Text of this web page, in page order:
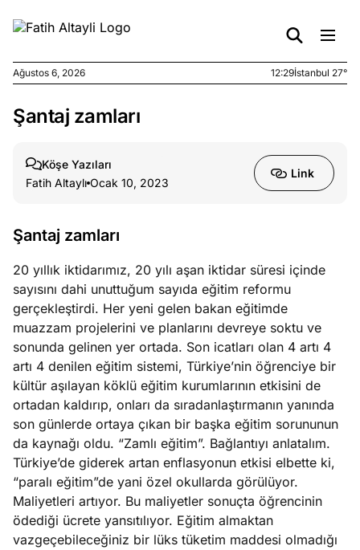
Ağustos
yerde
31, 2026
ve
Temmuz
30,
2026
Ocağı”
Köşe
Yazıları
Spor
Yazıları
Ağustos 6, 2026 12:29İstanbul 27°
Şantaj zamları
Köşe Yazıları
Fatih Altaylı Ocak 10, 2023
Link
Şantaj zamları
20 yıllık iktidarımız, 20 yılı aşan iktidar süresi içinde
sayısını dahi unuttuğum sayıda eğitim reformu
gerçekleştirdi. Her yeni gelen bakan eğitimde
muazzam projelerini ve planlarını devreye soktu ve
sonunda gelinen yer ortada. Son icatları olan 4 artı 4
artı 4 denilen eğitim sistemi, Türkiye’nin öğrenciye bir
kültür aşılayan köklü eğitim kurumlarının etkisini de
ortadan kaldırıp, onları da sıradanlaştırmanın yanında
son günlerde ortaya çıkan bir başka eğitim sorununun
da kaynağı oldu. “Zamlı eğitim”. Bağlantıyı anlatalım.
Türkiye’de giderek artan enflasyonun etkisi elbette ki,
“paralı eğitim”de yani özel okullarda görülüyor.
Maliyetleri artıyor. Bu maliyetler sonuçta öğrencinin
ödediği ücrete yansıtılıyor. Eğitim almaktan
vazgeçebileceğiniz bir lüks tüketim maddesi olmadığı